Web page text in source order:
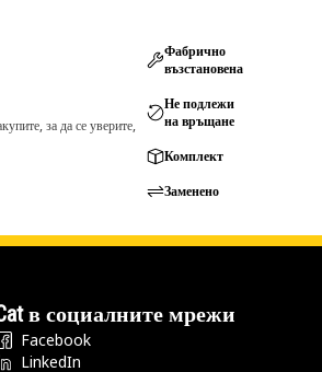
за да се уверите,
Фабрично
възстановена
Не подлежи
на връщане
Комплект
Заменено
в социалните мрежи
Facebook
LinkedIn